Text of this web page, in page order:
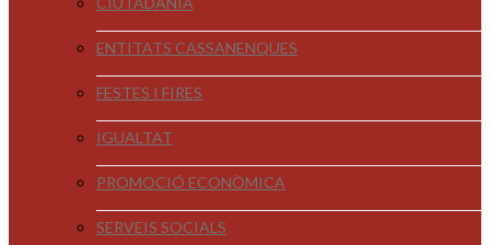
ENTITATS CASSANENQUES
FESTES I FIRES
IGUALTAT
PROMOCIÓ ECONÒMICA
SERVEIS SOCIALS